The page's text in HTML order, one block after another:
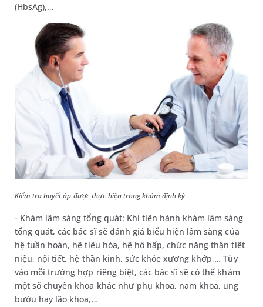
(HbsAg),…
Kiểm tra huyết áp được thực hiện trong khám định kỳ
- Khám lâm sàng tổng quát: Khi tiến hành khám lâm sàng
tổng quát, các bác sĩ sẽ đánh giá biểu hiện lâm sàng của
hệ tuần hoàn, hệ tiêu hóa, hệ hô hấp, chức năng thận tiết
niệu, nội tiết, hệ thần kinh, sức khỏe xương khớp,… Tùy
vào mỗi trường hợp riêng biệt, các bác sĩ sẽ có thể khám
một số chuyên khoa khác như phụ khoa, nam khoa, ung
bướu hay lão khoa,…